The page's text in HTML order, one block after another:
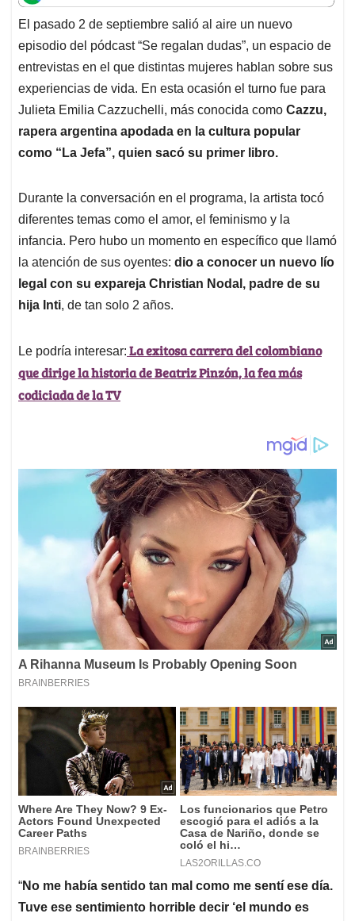
t
s
A
p
p
e
b
o
o
k
k
e
d
I
n
i
l
e
a
d
s
El pasado 2 de septiembre salió al aire un nuevo
episodio del pódcast “Se regalan dudas”, un espacio de
entrevistas en el que distintas mujeres hablan sobre sus
experiencias de vida. En esta ocasión el turno fue para
Julieta Emilia Cazzuchelli, más conocida como Cazzu,
rapera argentina apodada en la cultura popular
como “La Jefa”, quien sacó su primer libro.
Durante la conversación en el programa, la artista tocó
diferentes temas como el amor, el feminismo y la
infancia. Pero hubo un momento en específico que llamó
la atención de sus oyentes: dio a conocer un nuevo lío
legal con su expareja Christian Nodal, padre de su
hija Inti, de tan solo 2 años.
Le podría interesar: La exitosa carrera del colombiano
que dirige la historia de Beatriz Pinzón, la fea más
codiciada de la TV
“No me había sentido tan mal como me sentí ese día.
Tuve ese sentimiento horrible decir ‘el mundo es